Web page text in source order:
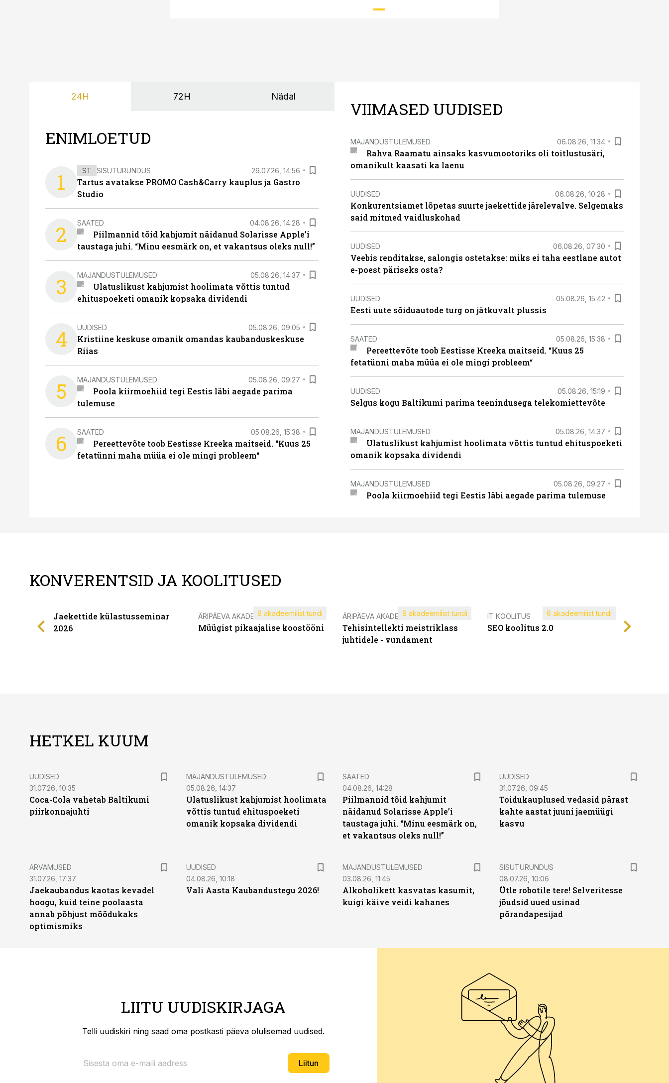
24H 72H Nädal
ENIMLOETUD
1 ST SISUTURUNDUS 29.07.26, 14:56
Tartus avatakse PROMO Cash&Carry kauplus ja Gastro
Studio
2 SAATED 04.08.26, 14:28
Piilmannid tõid kahjumit näidanud Solarisse Apple’i
taustaga juhi. “Minu eesmärk on, et vakantsus oleks null!”
3 MAJANDUSTULEMUSED 05.08.26, 14:37
Ulatuslikust kahjumist hoolimata võttis tuntud
ehituspoeketi omanik kopsaka dividendi
4 UUDISED 05.08.26, 09:05
Kristiine keskuse omanik omandas kaubanduskeskuse
Riias
5 MAJANDUSTULEMUSED 05.08.26, 09:27
Poola kiirmoehiid tegi Eestis läbi aegade parima
tulemuse
6 SAATED 05.08.26, 15:38
Pereettevõte toob Eestisse Kreeka maitseid. “Kuus 25
fetatünni maha müüa ei ole mingi probleem“
VIIMASED UUDISED
MAJANDUSTULEMUSED 06.08.26, 11:34
Rahva Raamatu ainsaks kasvumootoriks oli toitlustusäri,
omanikult kaasati ka laenu
UUDISED 06.08.26, 10:28
Konkurentsiamet lõpetas suurte jaekettide järelevalve. Selgemaks
said mitmed vaidluskohad
UUDISED 06.08.26, 07:30
Veebis renditakse, salongis ostetakse: miks ei taha eestlane autot
e-poest päriseks osta?
UUDISED 05.08.26, 15:42
Eesti uute sõiduautode turg on jätkuvalt plussis
SAATED 05.08.26, 15:38
Pereettevõte toob Eestisse Kreeka maitseid. “Kuus 25
fetatünni maha müüa ei ole mingi probleem“
UUDISED 05.08.26, 15:19
Selgus kogu Baltikumi parima teenindusega telekomiettevõte
MAJANDUSTULEMUSED 05.08.26, 14:37
Ulatuslikust kahjumist hoolimata võttis tuntud ehituspoeketi
omanik kopsaka dividendi
MAJANDUSTULEMUSED 05.08.26, 09:27
Poola kiirmoehiid tegi Eestis läbi aegade parima tulemuse
KONVERENTSID JA KOOLITUSED
Jaekettide külastusseminar
2026
ÄRIPÄEVA AKADEEMIA
Müügist pikaajalise koostööni
8 akadeemilist tundi ÄRIPÄEVA AKADEEMIA
Tehisintellekti meistriklass
juhtidele - vundament
8 akadeemilist tundi IT KOOLITUS
SEO koolitus 2.0
6 akadeemilist tundi
HETKEL KUUM
UUDISED
31.07.26, 10:35
Coca-Cola vahetab Baltikumi
piirkonnajuhti
MAJANDUSTULEMUSED
05.08.26, 14:37
Ulatuslikust kahjumist hoolimata
võttis tuntud ehituspoeketi
omanik kopsaka dividendi
SAATED
04.08.26, 14:28
Piilmannid tõid kahjumit
näidanud Solarisse Apple’i
taustaga juhi. “Minu eesmärk on,
et vakantsus oleks null!”
UUDISED
31.07.26, 09:45
Toidukauplused vedasid pärast
kahte aastat juuni jaemüügi
kasvu
ARVAMUSED
31.07.26, 17:37
Jaekaubandus kaotas kevadel
hoogu, kuid teine poolaasta
annab põhjust mõõdukaks
optimismiks
UUDISED
04.08.26, 10:18
Vali Aasta Kaubandustegu 2026!
MAJANDUSTULEMUSED
03.08.26, 11:45
Alkoholikett kasvatas kasumit,
kuigi käive veidi kahanes
ST
SISUTURUNDUS
08.07.26, 10:06
Ütle robotile tere! Selveritesse
jõudsid uued usinad
põrandapesijad
LIITU UUDISKIRJAGA
Telli uudiskiri ning saad oma postkasti päeva olulisemad uudised.
Liitun